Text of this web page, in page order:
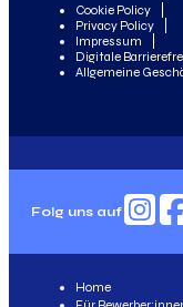
Cookie Policy
Privacy Policy
Impressum
Digitale
Allgemeine
Folg uns auf
Home